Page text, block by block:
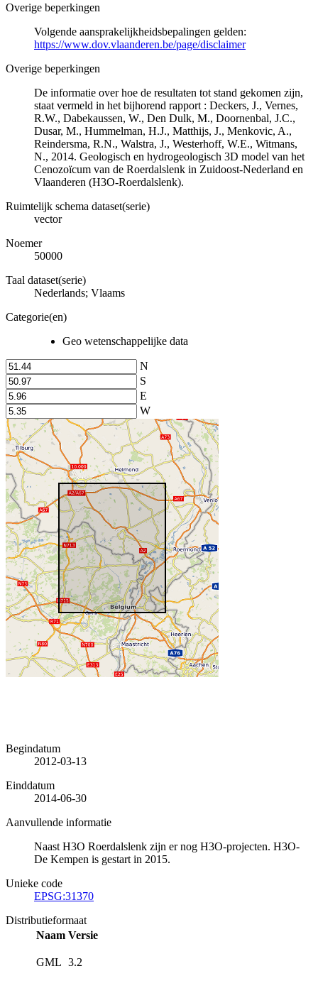
Overige beperkingen
Volgende aansprakelijkheidsbepalingen gelden:
https://www.dov.vlaanderen.be/page/disclaimer
Overige beperkingen
De informatie over hoe de resultaten tot stand gekomen zijn,
staat vermeld in het bijhorend rapport : Deckers, J., Vernes,
R.W., Dabekaussen, W., Den Dulk, M., Doornenbal, J.C.,
Dusar, M., Hummelman, H.J., Matthijs, J., Menkovic, A.,
Reindersma, R.N., Walstra, J., Westerhoff, W.E., Witmans,
N., 2014. Geologisch en hydrogeologisch 3D model van het
Cenozoïcum van de Roerdalslenk in Zuidoost-Nederland en
Vlaanderen (H3O-Roerdalslenk).
Ruimtelijk schema dataset(serie)
vector
Noemer
50000
Taal dataset(serie)
Nederlands; Vlaams
Categorie(en)
Geo wetenschappelijke data
N
S
E
W
Begindatum
2012-03-13
Einddatum
2014-06-30
Aanvullende informatie
Naast H3O Roerdalslenk zijn er nog H3O-projecten. H3O-
De Kempen is gestart in 2015.
Unieke code
EPSG:31370
Distributieformaat
Naam Versie
GML 3.2